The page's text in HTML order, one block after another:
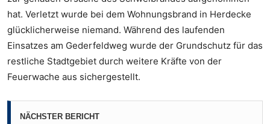
hat. Verletzt wurde bei dem Wohnungsbrand in Herdecke
glücklicherweise niemand. Während des laufenden
Einsatzes am Gederfeldweg wurde der Grundschutz für das
restliche Stadtgebiet durch weitere Kräfte von der
Feuerwache aus sichergestellt.
NÄCHSTER BERICHT